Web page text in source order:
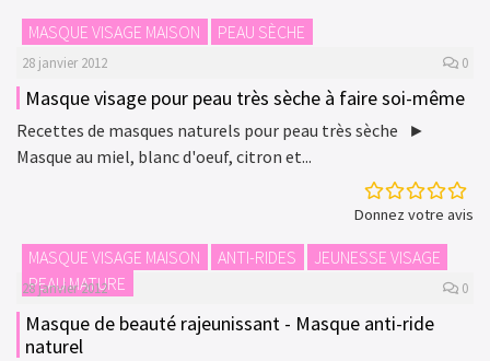
MASQUE VISAGE MAISON PEAU SÈCHE
28 janvier 2012 0
Masque visage pour peau très sèche à faire soi-même
Recettes de masques naturels pour peau très sèche ►
Masque au miel, blanc d'oeuf, citron et...
Donnez votre avis
MASQUE VISAGE MAISON ANTI-RIDES
JEUNESSE VISAGE
PEAU MATURE
28 janvier 2012 0
Masque de beauté rajeunissant - Masque anti-ride
naturel